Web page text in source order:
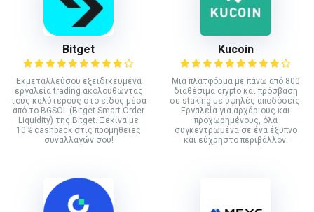
Bitget
Εκμεταλλεύσου εξειδικευμένα
εργαλεία trading ακολουθώντας
τους καλύτερους στο είδος μέσα
από το BGSOL (Bitget Smart Order
Liquidity) της Bitget. Ξεκίνα με
10% cashback στις προμήθειες
συναλλαγών σου!
Kucoin
Mια πλατφόρμα με πάνω από 800
διαθέσιμα crypto και πρόσβαση
σε staking με υψηλές αποδόσεις.
Εργαλεία για αρχάριους και
προχωρημένους, όλα
συγκεντρωμένα σε ένα έξυπνο
και εύχρηστο περιβάλλον.